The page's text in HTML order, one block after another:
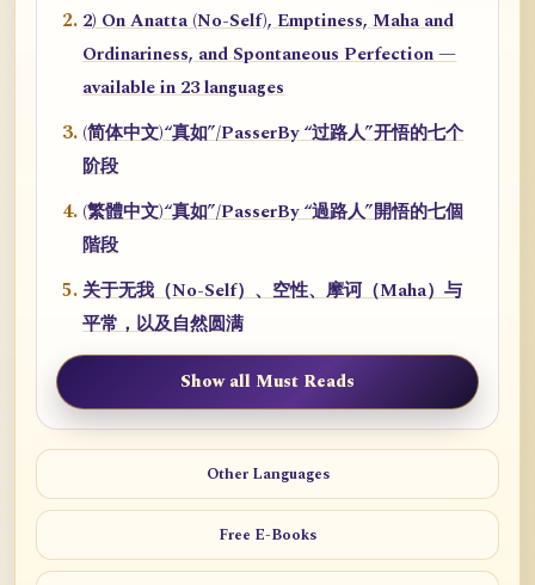
2) On Anatta (No-Self), Emptiness, Maha and
Ordinariness, and Spontaneous Perfection —
available in 23 languages
(简体中文)“真如”/PasserBy “过路人”开悟的七个
阶段
(繁體中文)“真如”/PasserBy “過路人”開悟的七個
階段
关于无我（No-Self）、空性、摩诃（Maha）与
平常，以及自然圆满
Show all Must Reads
Other Languages
Free E-Books